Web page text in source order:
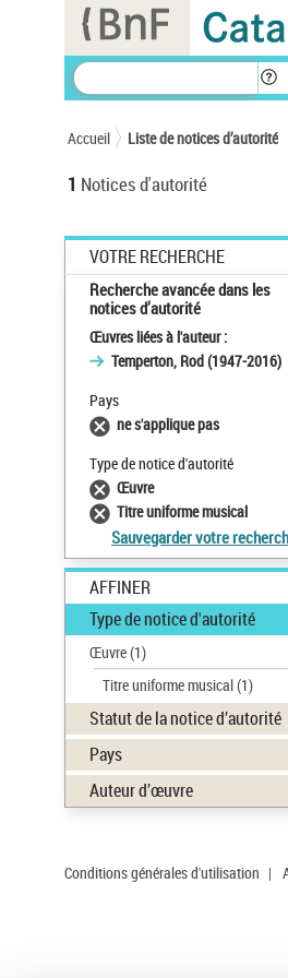
Accueil Liste de notices d’autorité
1 Notices d'autorité
VOTRE RECHERCHE
Recherche avancée dans les
notices d’autorité
Œuvres liées à l'auteur :
Temperton, Rod (1947-2016)
Pays
ne s'applique pas
Type de notice d'autorité
Œuvre
Titre uniforme musical
Sauvegarder votre
AFFINER
Type de notice d'autorité
Œuvre(1)
Titre uniforme musical(1)
Statut de la notice d’autorité
Pays
Auteur d’œuvre
Conditions générales d'utilisation |
Panneau de gestion des cookies